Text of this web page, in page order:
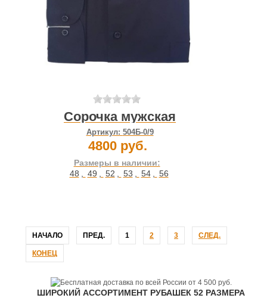
Сорочка мужская
Артикул: 504Б-0/9
4800 руб.
Размеры в наличии:
48 , 49 , 52 , 53 , 54 , 56
НАЧАЛО ПРЕД. 1 2 3 СЛЕД.
КОНЕЦ
ШИРОКИЙ АССОРТИМЕНТ РУБАШЕК 52 РАЗМЕРА